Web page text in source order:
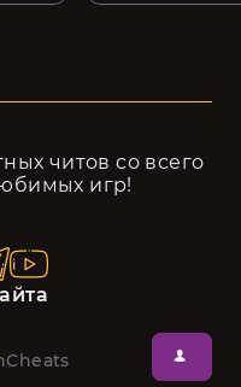
читов cо всего
игр!